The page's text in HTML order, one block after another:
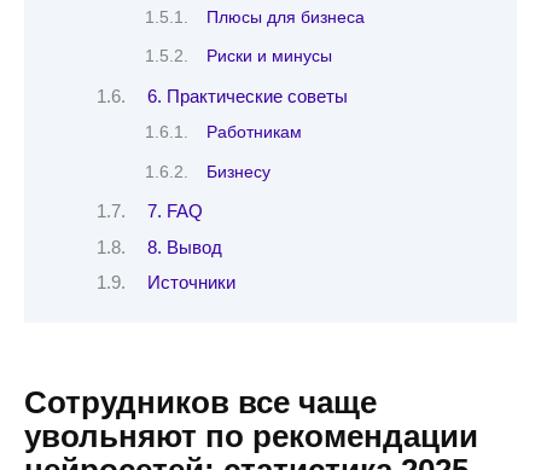
Плюсы для бизнеса
Риски и минусы
6. Практические советы
Работникам
Бизнесу
7. FAQ
8. Вывод
Источники
Сотрудников все чаще
увольняют по рекомендации